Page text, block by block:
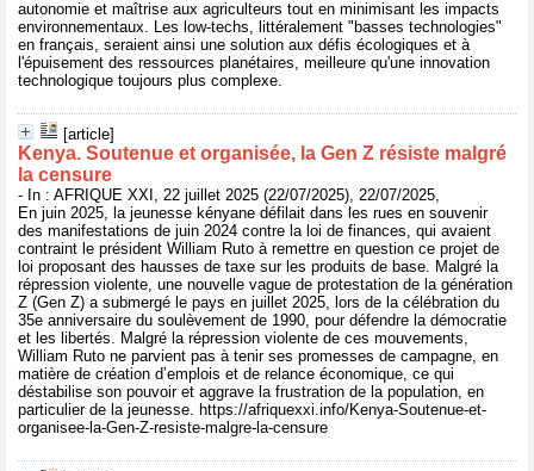
autonomie et maîtrise aux agriculteurs tout en minimisant les impacts
environnementaux. Les low-techs, littéralement "basses technologies"
en français, seraient ainsi une solution aux défis écologiques et à
l'épuisement des ressources planétaires, meilleure qu'une innovation
technologique toujours plus complexe.
[article]
Kenya. Soutenue et organisée, la Gen Z résiste malgré
la censure
- In : AFRIQUE XXI, 22 juillet 2025 (22/07/2025), 22/07/2025,
En juin 2025, la jeunesse kényane défilait dans les rues en souvenir
des manifestations de juin 2024 contre la loi de finances, qui avaient
contraint le président William Ruto à remettre en question ce projet de
loi proposant des hausses de taxe sur les produits de base. Malgré la
répression violente, une nouvelle vague de protestation de la génération
Z (Gen Z) a submergé le pays en juillet 2025, lors de la célébration du
35e anniversaire du soulèvement de 1990, pour défendre la démocratie
et les libertés. Malgré la répression violente de ces mouvements,
William Ruto ne parvient pas à tenir ses promesses de campagne, en
matière de création d’emplois et de relance économique, ce qui
déstabilise son pouvoir et aggrave la frustration de la population, en
particulier de la jeunesse. https://afriquexxi.info/Kenya-Soutenue-et-
organisee-la-Gen-Z-resiste-malgre-la-censure